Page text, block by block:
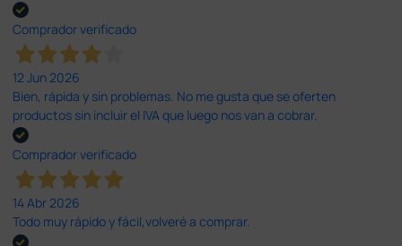
Comprador verificado
12 Jun 2026
Bien, rápida y sin problemas. No me gusta que se oferten
productos sin incluir el IVA que luego nos van a cobrar.
Comprador verificado
14 Abr 2026
Todo muy rápido y fácil,volveré a comprar.